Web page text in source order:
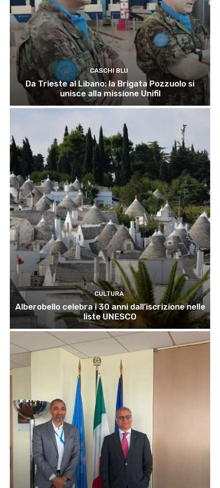
CASCHI BLU
Da Trieste al Libano: la Brigata Pozzuolo si
unisce alla missione Unifil
CULTURA
Alberobello celebra i 30 anni dall’iscrizione nelle
liste UNESCO